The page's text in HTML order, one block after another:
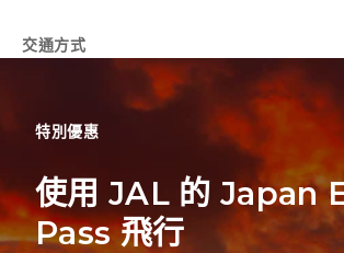
交通方式
特別優惠
使用 JAL 的 Japan
Pass 飛行